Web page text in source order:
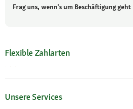
Frag uns, wenn's um Beschäftigung geht
Flexible Zahlarten
Unsere Services